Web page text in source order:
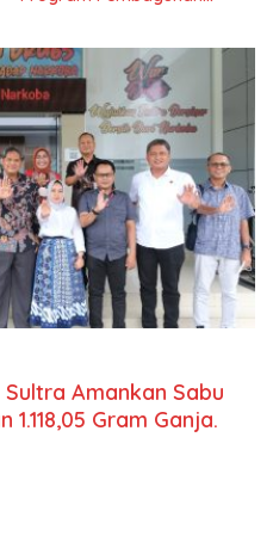
Sultra Amankan Sabu
Gram Ganja.